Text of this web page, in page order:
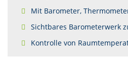
Mit Barometer,
Sichtbares Barometerwerk
Kontrolle von